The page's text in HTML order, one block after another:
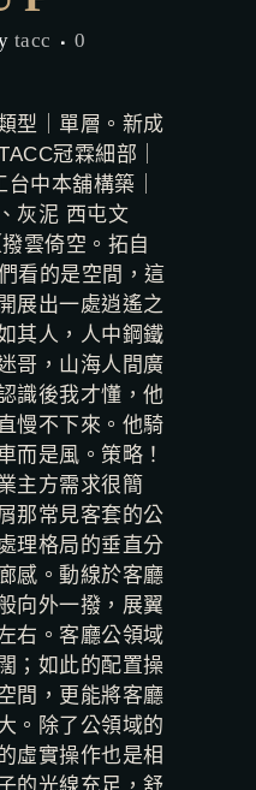
tacc
0
型｜單層。新成
冠霖細部｜
中本舖構築｜
灰泥 西屯文
雲倚空。拓自
看的是空間，這
展出一處逍遙之
其人，人中鋼鐵
哥，山海人間廣
識後我才懂，他
慢不下來。他騎
而是風。策略！
主方需求很簡
那常見客套的公
理格局的垂直分
感。動線於客廳
向外一撥，展翼
右。客廳公領域
；如此的配置操
間，更能將客廳
。除了公領域的
虛實操作也是相